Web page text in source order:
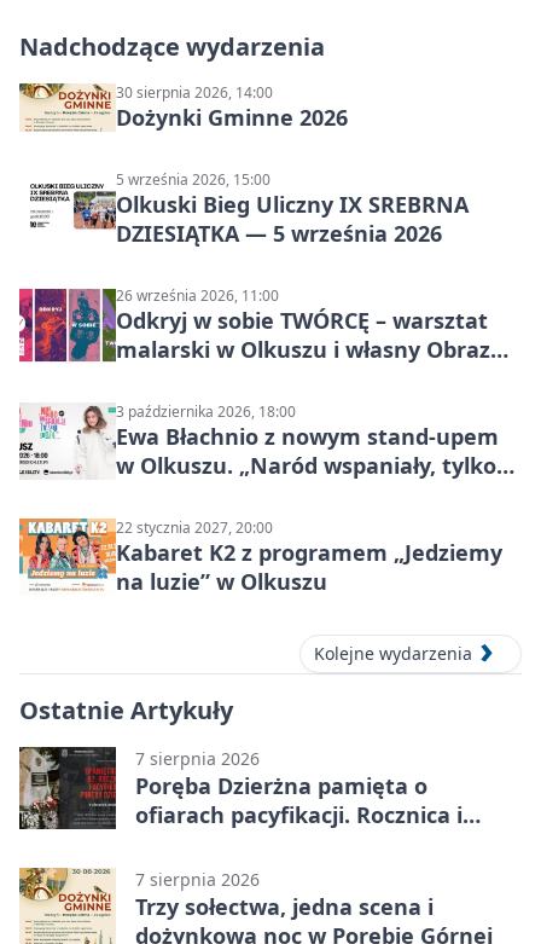
Nadchodzące wydarzenia
30 sierpnia 2026, 14:00
Dożynki Gminne 2026
5 września 2026, 15:00
Olkuski Bieg Uliczny IX SREBRNA
DZIESIĄTKA — 5 września 2026
26 września 2026, 11:00
Odkryj w sobie TWÓRCĘ – warsztat
malarski w Olkuszu i własny Obraz
3 października 2026, 18:00
Ewa Błachnio z nowym stand-upem
w Olkuszu. „Naród wspaniały, tylko
22 stycznia 2027, 20:00
Kabaret K2 z programem „Jedziemy
na luzie” w Olkuszu
Kolejne wydarzenia
Ostatnie Artykuły
7 sierpnia 2026
Poręba Dzierżna pamięta o
ofiarach pacyfikacji. Rocznica i
7 sierpnia 2026
Trzy sołectwa, jedna scena i
dożynkowa noc w Porębie Górnej